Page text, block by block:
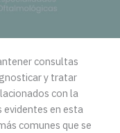
consultas
y tratar
con la
evidentes en esta
comunes que se